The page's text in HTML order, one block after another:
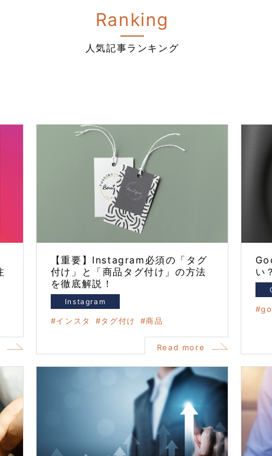
Ranking
人気記事ランキング
【重要】Instagram必須の「タグ
付け」と「商品タグ付け」の方法
を徹底解説！
Instagram
インスタ タグ付け 商品
Read more
い